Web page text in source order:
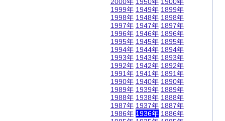
1999年
1998年
1997年
1996年
1995年
1994年
1993年
1992年
1991年
1990年
1989年
1988年
1987年
1986年
1949年
1948年
1947年
1946年
1945年
1944年
1943年
1942年
1941年
1940年
1939年
1938年
1937年
1936年
1899年
1898年
1897年
1896年
1895年
1894年
1893年
1892年
1891年
1890年
1889年
1888年
1887年
1886年